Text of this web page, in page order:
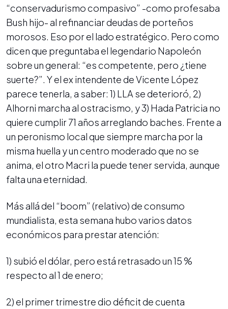
“conservadurismo compasivo” -como profesaba
Bush hijo- al refinanciar deudas de porteños
morosos. Eso por el lado estratégico. Pero como
dicen que preguntaba el legendario Napoleón
sobre un general: “es competente, pero ¿tiene
suerte?”. Y el ex intendente de Vicente López
parece tenerla, a saber: 1) LLA se deterioró, 2)
Alhorni marcha al ostracismo, y 3) Hada Patricia no
quiere cumplir 71 años arreglando baches. Frente a
un peronismo local que siempre marcha por la
misma huella y un centro moderado que no se
anima, el otro Macri la puede tener servida, aunque
falta una eternidad.
Más allá del “boom” (relativo) de consumo
mundialista, esta semana hubo varios datos
económicos para prestar atención:
1) subió el dólar, pero está retrasado un 15 %
respecto al 1 de enero;
2) el primer trimestre dio déficit de cuenta